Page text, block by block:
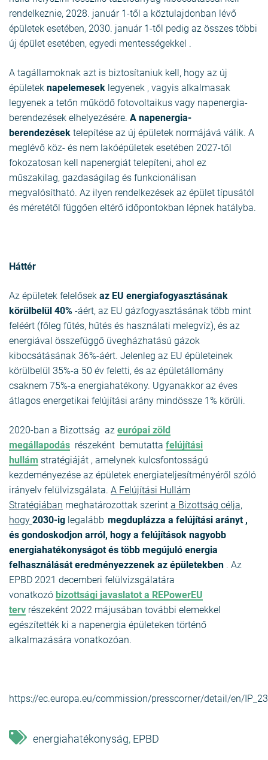
rendelkeznie, 2028. január 1-től a köztulajdonban lévő
épületek esetében, 2030. január 1-től pedig az összes többi
új épület esetében, egyedi mentességekkel .
A tagállamoknak azt is biztosítaniuk kell, hogy az új
épületek napelemesek legyenek , vagyis alkalmasak
legyenek a tetőn működő fotovoltaikus vagy napenergia-
berendezések elhelyezésére. A napenergia-
berendezések telepítése az új épületek normájává válik. A
meglévő köz- és nem lakóépületek esetében 2027-től
fokozatosan kell napenergiát telepíteni, ahol ez
műszakilag, gazdaságilag és funkcionálisan
megvalósítható. Az ilyen rendelkezések az épület típusától
és méretétől függően eltérő időpontokban lépnek hatályba.
Háttér
Az épületek felelősek az EU energiafogyasztásának
körülbelül 40% -áért, az EU gázfogyasztásának több mint
feléért (főleg fűtés, hűtés és használati melegvíz), és az
energiával összefüggő üvegházhatású gázok
kibocsátásának 36%-áért. Jelenleg az EU épületeinek
körülbelül 35%-a 50 év feletti, és az épületállomány
csaknem 75%-a energiahatékony. Ugyanakkor az éves
átlagos energetikai felújítási arány mindössze 1% körüli.
2020-ban a Bizottság az európai zöld
megállapodás részeként bemutatta felújítási
hullám stratégiáját , amelynek kulcsfontosságú
kezdeményezése az épületek energiateljesítményéről szóló
irányelv felülvizsgálata. A Felújítási Hullám
Stratégiában meghatározottak szerint a Bizottság célja,
hogy 2030-ig legalább megduplázza a felújítási arányt ,
és gondoskodjon arról, hogy a felújítások nagyobb
energiahatékonyságot és több megújuló energia
felhasználását eredményezzenek az épületekben . Az
EPBD 2021 decemberi felülvizsgálatára
vonatkozó bizottsági javaslatot a REPowerEU
terv részeként 2022 májusában további elemekkel
egészítették ki a napenergia épületeken történő
alkalmazására vonatkozóan.
https://ec.europa.eu/commission/presscorner/detail/en/
energiahatékonyság, EPBD